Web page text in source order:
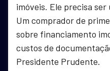
imóveis. Ele precisa
Um comprador de
sobre financiamento
custos de
Presidente Prudente.